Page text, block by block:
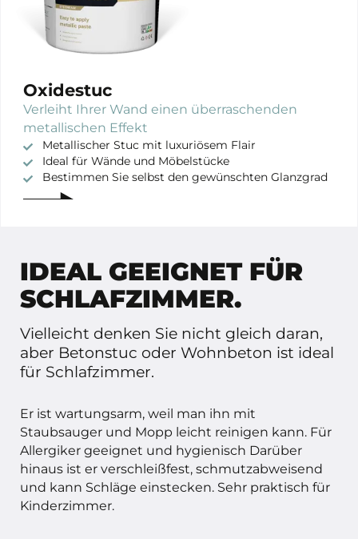
Oxidestuc
Verleiht Ihrer Wand einen überraschenden
metallischen Effekt
Metallischer Stuc mit luxuriösem Flair
Ideal für Wände und Möbelstücke
Bestimmen Sie selbst den gewünschten Glanzgrad
IDEAL GEEIGNET FÜR
SCHLAFZIMMER.
Vielleicht denken Sie nicht gleich daran,
aber Betonstuc oder Wohnbeton ist ideal
für Schlafzimmer.
Er ist wartungsarm, weil man ihn mit
Staubsauger und Mopp leicht reinigen kann. Für
Allergiker geeignet und hygienisch Darüber
hinaus ist er verschleißfest, schmutzabweisend
und kann Schläge einstecken. Sehr praktisch für
Kinderzimmer.